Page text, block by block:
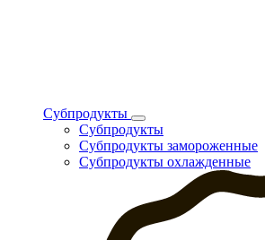
Субпродукты
Субпродукты
Субпродукты замороженные
Субпродукты охлажденные